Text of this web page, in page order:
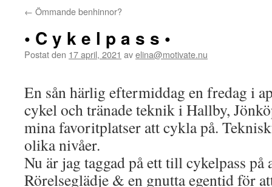
← Ömmande benhinnor?
• C y k e l p a s s •
Postat den 17 april, 2021 avelina@motivate.nu
En sån härlig eftermiddag en fredag i
cykel och tränade teknik i Hallby,
mina favoritplatser att cykla på.
olika nivåer.
Nu är jag taggad på ett till cykelpass
Rörelseglädje & en gnutta egentid för